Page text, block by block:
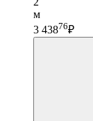
м
3 43876₽